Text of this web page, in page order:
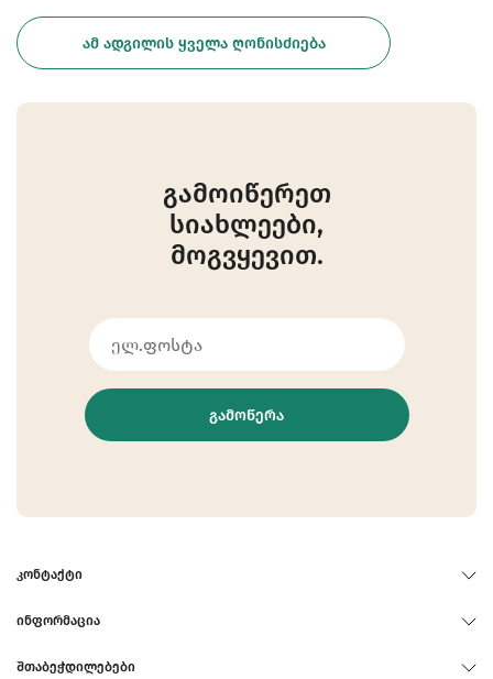
ᲐᲛ ᲐᲓᲒᲘᲚᲘᲡ ᲧᲕᲔᲚᲐ ᲦᲝᲜᲘᲡᲫᲘᲔᲑᲐ
გამოიწერეთ
სიახლეები,
მოგვყევით.
ᲒᲐᲛᲝᲬᲔᲠᲐ
ᲙᲝᲜᲢᲐᲥᲢᲘ
ᲘᲜᲤᲝᲠᲛᲐᲪᲘᲐ
ᲨᲗᲐᲑᲔᲭᲓᲘᲚᲔᲑᲔᲑᲘ